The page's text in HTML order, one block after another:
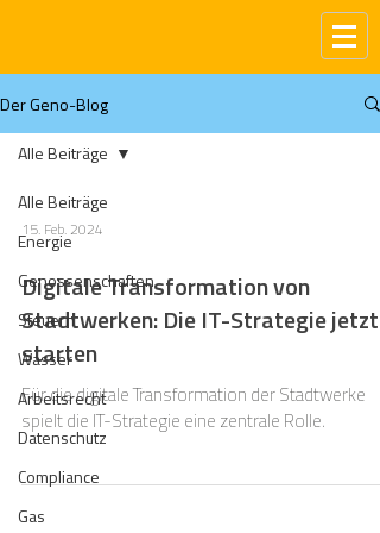
Der Geno-Blog
Alle Beiträge
Energie
Genossenschaften
Steuern
Wasser
Arbeitsrecht
Datenschutz
Compliance
Gas
Alle Beiträge
15. Feb. 2024
Digitale Transformation von
Stadtwerken: Die IT-Strategie jetzt
starten
Für die digitale Transformation der Stadtwerke
spielt die IT-Strategie eine zentrale Rolle.